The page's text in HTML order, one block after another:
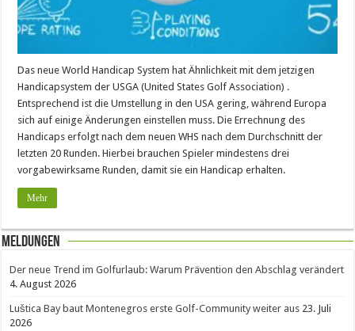
Das neue World Handicap System hat Ähnlichkeit mit dem jetzigen
Handicapsystem der USGA (United States Golf Association) .
Entsprechend ist die Umstellung in den USA gering, während Europa
sich auf einige Änderungen einstellen muss. Die Errechnung des
Handicaps erfolgt nach dem neuen WHS nach dem Durchschnitt der
letzten 20 Runden. Hierbei brauchen Spieler mindestens drei
vorgabewirksame Runden, damit sie ein Handicap erhalten.
Mehr
Meldungen
Der neue Trend im Golfurlaub: Warum Prävention den Abschlag verändert
4. August 2026
Luštica Bay baut Montenegros erste Golf-Community weiter aus 23. Juli
2026